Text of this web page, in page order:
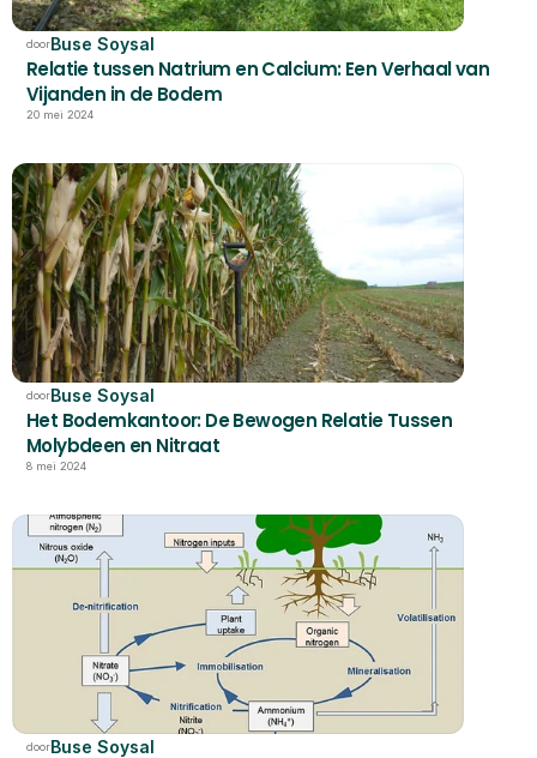
doorBuse Soysal
Relatie tussen Natrium en Calcium: Een Verhaal van
Vijanden in de Bodem
20 mei 2024
doorBuse Soysal
Het Bodemkantoor: De Bewogen Relatie Tussen
Molybdeen en Nitraat
8 mei 2024
doorBuse Soysal